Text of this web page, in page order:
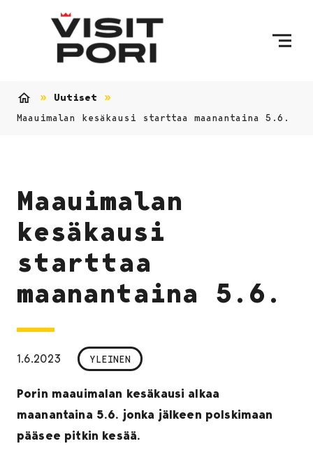
Uutiset
Maauimalan kesäkausi starttaa maanantaina 5.6.
Maauimalan
kesäkausi
starttaa
maanantaina 5.6.
1.6.2023 YLEINEN
Porin maauimalan kesäkausi alkaa
maanantaina 5.6. jonka jälkeen polskimaan
pääsee pitkin kesää.